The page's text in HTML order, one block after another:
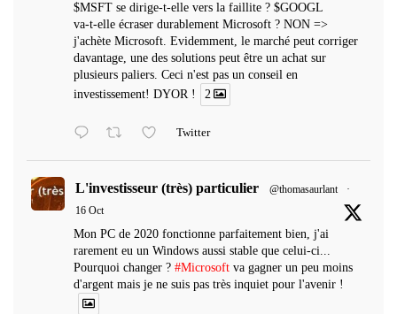
$MSFT se dirige-t-elle vers la faillite ? $GOOGL
va-t-elle écraser durablement Microsoft ? NON =>
j'achète Microsoft. Evidemment, le marché peut corriger
davantage, une des solutions peut être un achat sur
plusieurs paliers. Ceci n'est pas un conseil en
investissement! DYOR !
2
Twitter
L'investisseur (très) particulier @thomasaurlant
·
16 Oct
Mon PC de 2020 fonctionne parfaitement bien, j'ai
rarement eu un Windows aussi stable que celui-ci...
Pourquoi changer ? #Microsoft va gagner un peu moins
d'argent mais je ne suis pas très inquiet pour l'avenir !